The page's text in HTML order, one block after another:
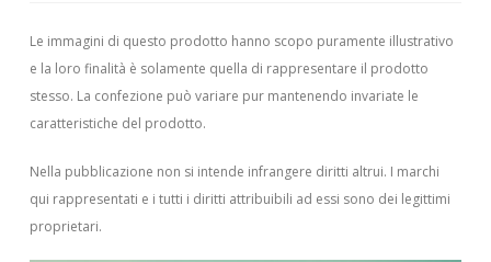
Le immagini di questo prodotto hanno scopo puramente illustrativo
e la loro finalità è solamente quella di rappresentare il prodotto
stesso. La confezione può variare pur mantenendo invariate le
caratteristiche del prodotto.
Nella pubblicazione non si intende infrangere diritti altrui. I marchi
qui rappresentati e i tutti i diritti attribuibili ad essi sono dei legittimi
proprietari.